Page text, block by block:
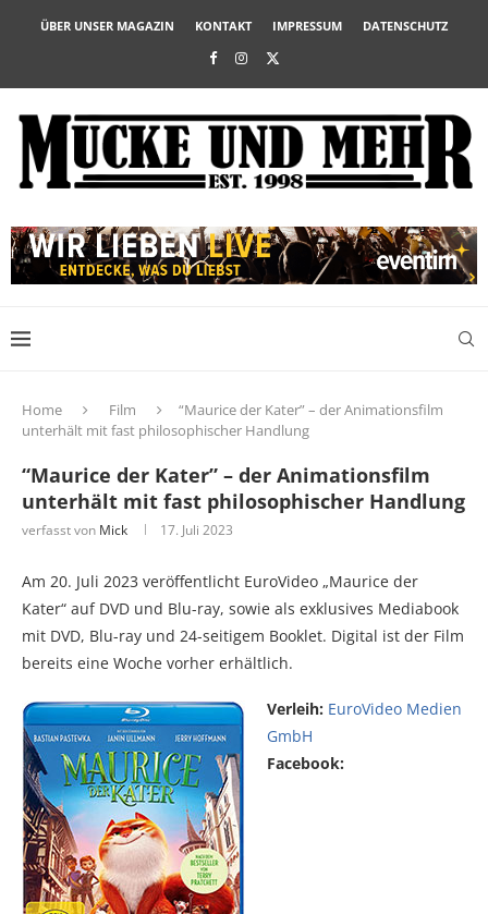
ÜBER UNSER MAGAZIN KONTAKT IMPRESSUM DATENSCHUTZ
Home Film
“Maurice der Kater” – der Animationsfilm
unterhält mit fast philosophischer Handlung
“Maurice der Kater” – der Animationsfilm
unterhält mit fast philosophischer Handlung
verfasst von Mick 17. Juli 2023
Am 20. Juli 2023 veröffentlicht EuroVideo „Maurice der
Kater“ auf DVD und Blu-ray, sowie als exklusives Mediabook
mit DVD, Blu-ray und 24-seitigem Booklet. Digital ist der Film
bereits eine Woche vorher erhältlich.
Verleih: EuroVideo Medien
GmbH
Facebook: